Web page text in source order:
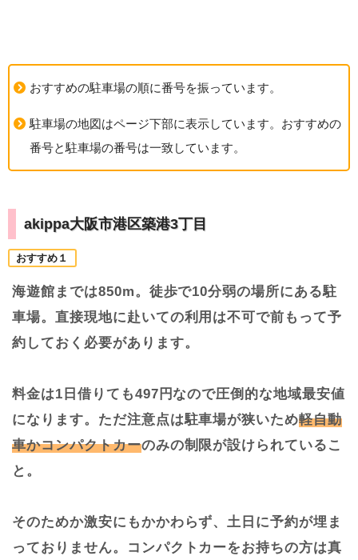
おすすめの駐車場の順に番号を振っています。
駐車場の地図はページ下部に表示しています。おすすめの
番号と駐車場の番号は一致しています。
akippa大阪市港区築港3丁目
おすすめ１
海遊館までは850m。徒歩で10分弱の場所にある駐
車場。直接現地に赴いての利用は不可で前もって予
約しておく必要があります。
料金は1日借りても497円なので圧倒的な地域最安値
になります。ただ注意点は駐車場が狭いため軽自動
車かコンパクトカーのみの制限が設けられているこ
と。
そのためか激安にもかかわらず、土日に予約が埋ま
っておりません。コンパクトカーをお持ちの方は真